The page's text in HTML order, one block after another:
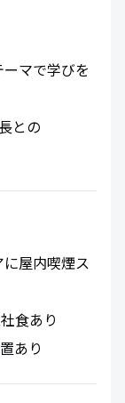
マで学びを
との
屋内喫煙ス
食あり
あり